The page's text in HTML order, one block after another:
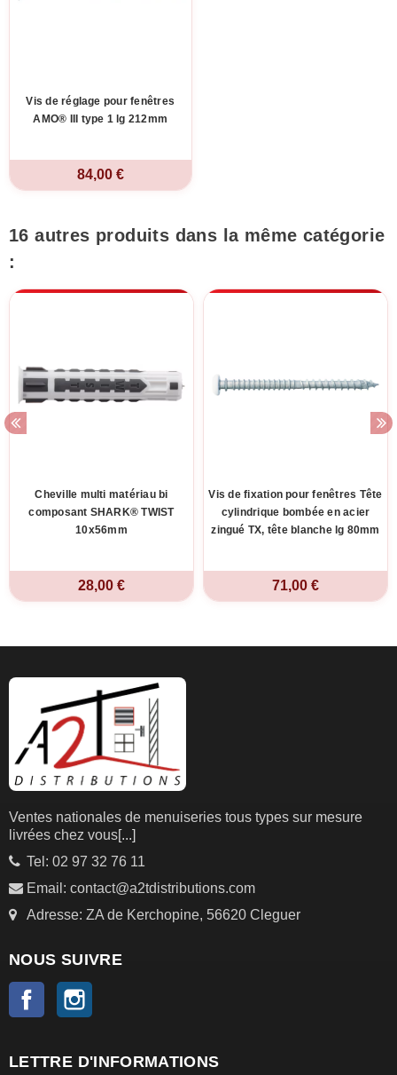
Vis de réglage pour fenêtres
AMO® III type 1 lg 212mm
84,00 €
16 autres produits dans la même catégorie
:
Cheville multi matériau bi
composant SHARK® TWIST
10x56mm
28,00 €
Vis de fixation pour fenêtres Tête
cylindrique bombée en acier
zingué TX, tête blanche lg 80mm
71,00 €
Ventes nationales de menuiseries tous types sur mesure
livrées chez vous[...]
Tel: 02 97 32 76 11
Email: contact@a2tdistributions.com
Adresse: ZA de Kerchopine, 56620 Cleguer
NOUS SUIVRE
Facebook
LETTRE D'INFORMATIONS